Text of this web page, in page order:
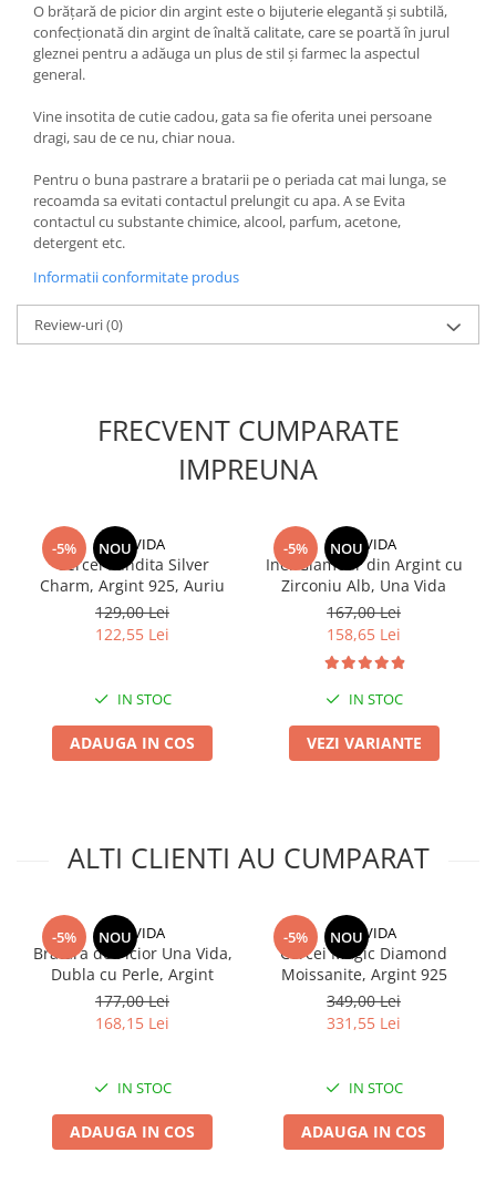
O brățară de picior din argint este o bijuterie elegantă și subtilă,
confecționată din argint de înaltă calitate, care se poartă în jurul
gleznei pentru a adăuga un plus de stil și farmec la aspectul
general.
Vine insotita de cutie cadou, gata sa fie oferita unei persoane
dragi, sau de ce nu, chiar noua.
Pentru o buna pastrare a bratarii pe o periada cat mai lunga, se
recoamda sa evitati contactul prelungit cu apa. A se Evita
contactul cu substante chimice, alcool, parfum, acetone,
detergent etc.
Informatii conformitate produs
Review-uri(0)
FRECVENT CUMPARATE
IMPREUNA
-5% NOU
UNA VIDA
Cercei Fundita Silver
Charm, Argint 925, Auriu
129,00 Lei
122,55 Lei
IN STOC
ADAUGA IN COS
-5% NOU
UNA VIDA
Inel Glamour din Argint cu
Zirconiu Alb, Una Vida
167,00 Lei
158,65 Lei
IN STOC
VEZI VARIANTE
ALTI CLIENTI AU CUMPARAT
-5% NOU
UNA VIDA
Bratara de Picior Una Vida,
Dubla cu Perle, Argint
177,00 Lei
168,15 Lei
IN STOC
ADAUGA IN COS
-5% NOU
UNA VIDA
Cercei Magic Diamond
Moissanite, Argint 925
349,00 Lei
331,55 Lei
IN STOC
ADAUGA IN COS